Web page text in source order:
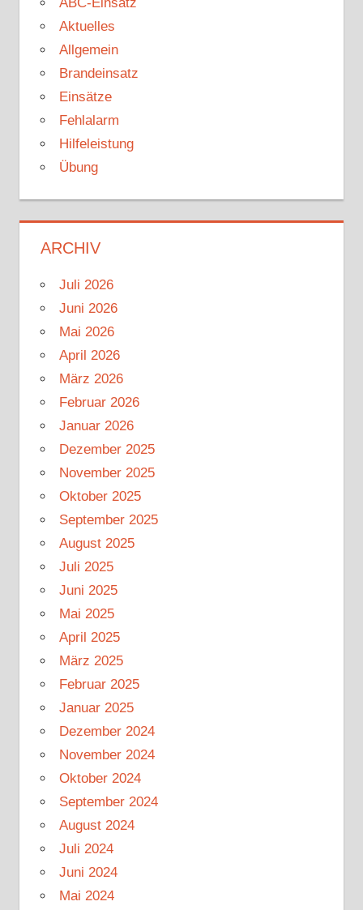
Aktuelles
Allgemein
Brandeinsatz
Einsätze
Fehlalarm
Hilfeleistung
Übung
ARCHIV
Juli 2026
Juni 2026
Mai 2026
April 2026
März 2026
Februar 2026
Januar 2026
Dezember 2025
November 2025
Oktober 2025
September 2025
August 2025
Juli 2025
Juni 2025
Mai 2025
April 2025
März 2025
Februar 2025
Januar 2025
Dezember 2024
November 2024
Oktober 2024
September 2024
August 2024
Juli 2024
Juni 2024
Mai 2024